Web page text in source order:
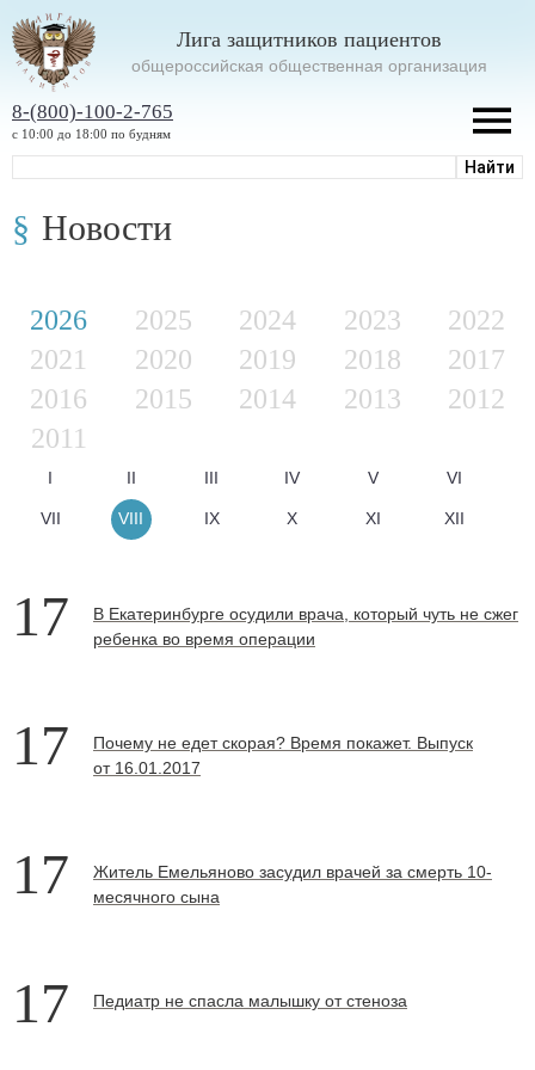
Лига защитников пациентов
oбщероссийская общественная организация
8-(800)-100-2-765
с 10:00 до 18:00 по будням
Новости
2026 2025 2024 2023
2022
2021
2020 2019 2018
2017
2016
2015 2014 2013
2012
2011
I II III IV V VI
VII VIII IX X XI XII
17
В Екатеринбурге осудили врача, который чуть не сжег
ребенка во время операции
17
Почему не едет скорая? Время покажет. Выпуск
от 16.01.2017
17
Житель Емельяново засудил врачей за смерть 10-
месячного сына
17 Педиатр не спасла малышку от стеноза